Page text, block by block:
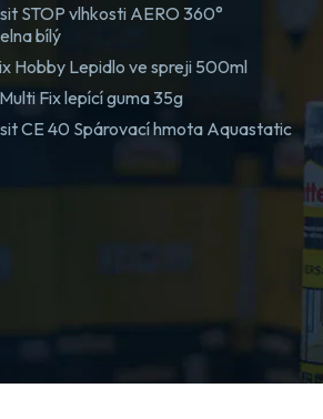
STOP vlhkosti AERO 360°
bílý
Hobby Lepidlo ve spreji 500ml
Fix lepící guma 35g
CE 40 Spárovací hmota Aquastatic